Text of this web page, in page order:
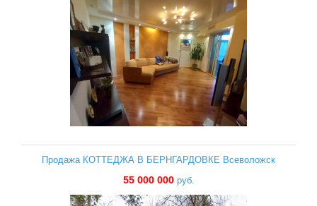
Продажа КОТТЕДЖА В БЕРНГАРДОВКЕ Всеволожск
55 000 000руб.